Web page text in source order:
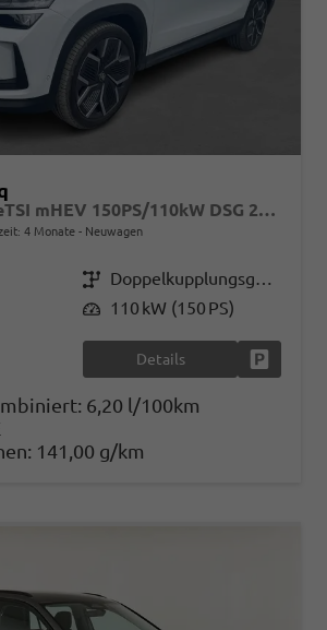
Selection 1.5 eTSI mHEV 150PS/110kW DSG 2026
4 Monate Neuwagen
Getriebe
Doppelkupplungsgetriebe (DSG)
Leistung 110 kW (150 PS)
Details
6,20 l/100km
141,00 g/km